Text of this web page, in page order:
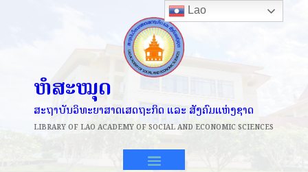
ຫໍສະໝຸດ
ສະຖາບັນວິທະຍາສາດເສດຖະກິດ ແລະ ສັງຄົມແຫ່ງຊາດ
LIBRARY OF LAO ACADEMY OF SOCIAL AND ECONOMIC SCIENCES
Lao